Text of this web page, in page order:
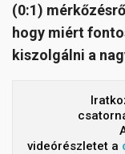
(0:1)
hogy miért
kiszolgálni a
videórészletet a